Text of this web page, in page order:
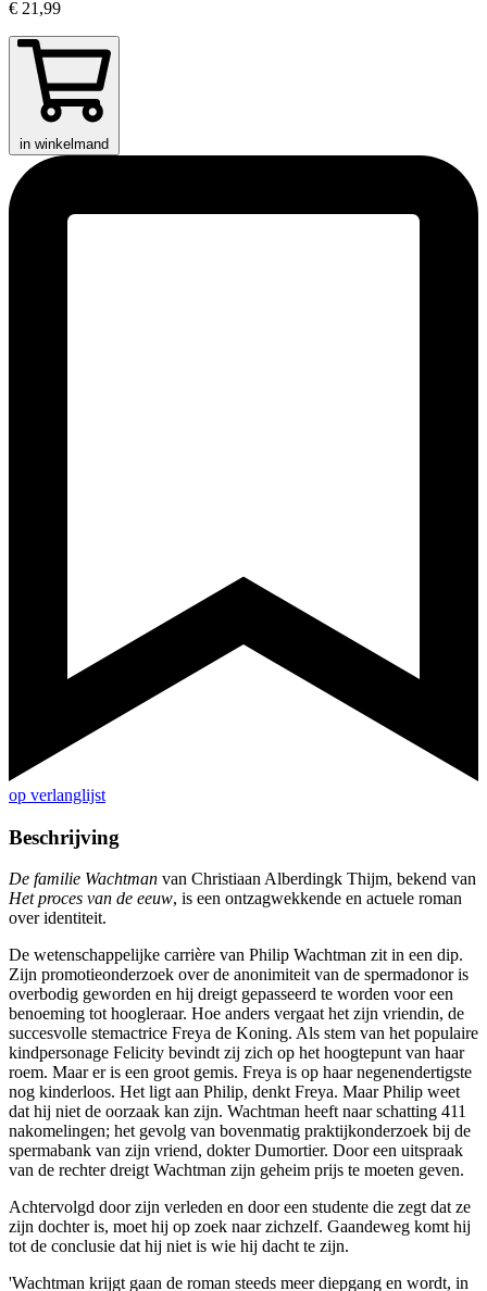
€ 21,99
in winkelmand
op verlanglijst
Beschrijving
De familie Wachtman van Christiaan Alberdingk Thijm, bekend van
Het proces van de eeuw, is een ontzagwekkende en actuele roman
over identiteit.
De wetenschappelijke carrière van Philip Wachtman zit in een dip.
Zijn promotieonderzoek over de anonimiteit van de spermadonor is
overbodig geworden en hij dreigt gepasseerd te worden voor een
benoeming tot hoogleraar. Hoe anders vergaat het zijn vriendin, de
succesvolle stemactrice Freya de Koning. Als stem van het populaire
kindpersonage Felicity bevindt zij zich op het hoogtepunt van haar
roem. Maar er is een groot gemis. Freya is op haar negenendertigste
nog kinderloos. Het ligt aan Philip, denkt Freya. Maar Philip weet
dat hij niet de oorzaak kan zijn. Wachtman heeft naar schatting 411
nakomelingen; het gevolg van bovenmatig praktijkonderzoek bij de
spermabank van zijn vriend, dokter Dumortier. Door een uitspraak
van de rechter dreigt Wachtman zijn geheim prijs te moeten geven.
Achtervolgd door zijn verleden en door een studente die zegt dat ze
zijn dochter is, moet hij op zoek naar zichzelf. Gaandeweg komt hij
tot de conclusie dat hij niet is wie hij dacht te zijn.
'Wachtman krijgt gaan de roman steeds meer diepgang en wordt, in